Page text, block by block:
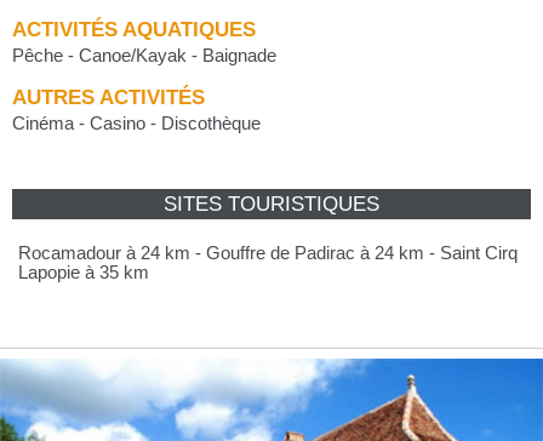
ACTIVITÉS AQUATIQUES
Pêche - Canoe/Kayak - Baignade
AUTRES ACTIVITÉS
Cinéma - Casino - Discothèque
SITES TOURISTIQUES
Rocamadour à 24 km - Gouffre de Padirac à 24 km - Saint Cirq
Lapopie à 35 km